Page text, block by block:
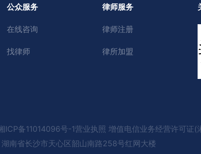
公众服务
在线咨询
找律师
律师服务
律师注册
律所加盟
备11014096号-1营业执照 增值电信业务经营许可证(
南省长沙市天心区韶山南路258号红网大楼